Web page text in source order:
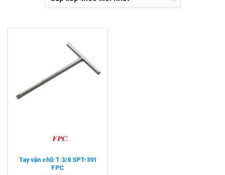
Tay vặn chữ T 3/8 SPT-391
FPC